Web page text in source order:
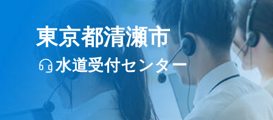
東京都清瀬市
水道受付センター